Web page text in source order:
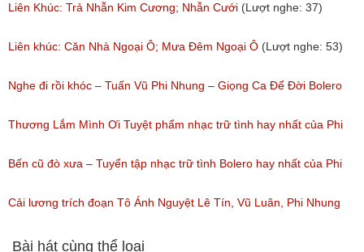
Như Quỳnh, Phi Nhung, Thế Sơn
(Lượt nghe: 181)
Liên Khúc: Trả Nhẫn Kim Cương; Nhẫn Cưới (Lượt nghe: 37)
Liên khúc: Căn Nhà Ngoại Ô; Mưa Đêm Ngoại Ô (Lượt nghe: 53)
Nghe đi rồi khóc – Tuấn Vũ Phi Nhung – Giọng Ca Để Đời Bolero
Xưa Làm Rung Động Hàng Triệu Con Tim
(Lượt nghe: 55)
Thương Lắm Mình Ơi Tuyệt phẩm nhạc trữ tình hay nhất của Phi
Nhung
(Lượt nghe: 23)
Bến cũ đò xưa – Tuyển tập nhạc trữ tình Bolero hay nhất của Phi
Nhung
(Lượt nghe: 35)
Cải lương trích đoạn Tô Ánh Nguyệt Lê Tín, Vũ Luân, Phi Nhung
(Lượt nghe: 112)
Bài hát cùng thể loại